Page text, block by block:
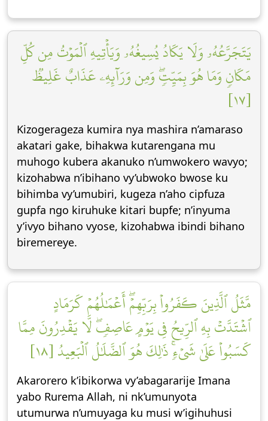
يَتَجَرَّعُهُۥ وَلَا يَكَادُ يُسِيغُهُۥ وَيَأۡتِيهِ ٱلۡمَوۡتُ مِن كُلِّ
مَكَانٖ وَمَا هُوَ بِمَيِّتٖۖ وَمِن وَرَآئِهِۦ عَذَابٌ غَلِيظٞ
[١٧]
Kizogerageza kumira nya mashira n’amaraso
akatari gake, bihakwa kutarengana mu
muhogo kubera akanuko n’umwokero wavyo;
kizohabwa n’ibihano vy’ubwoko bwose ku
bihimba vy’umubiri, kugeza n’aho cipfuza
gupfa ngo kiruhuke kitari bupfe; n’inyuma
y’ivyo bihano vyose, kizohabwa ibindi bihano
biremereye.
مَّثَلُ ٱلَّذِينَ كَفَرُواْ بِرَبِّهِمۡۖ أَعۡمَٰلُهُمۡ كَرَمَادٍ
ٱشۡتَدَّتۡ بِهِ ٱلرِّيحُ فِي يَوۡمٍ عَاصِفٖۖ لَّا يَقۡدِرُونَ مِمَّا
كَسَبُواْ عَلَىٰ شَيۡءٖۚ ذَٰلِكَ هُوَ ٱلضَّلَٰلُ ٱلۡبَعِيدُ [١٨]
Akarorero k’ibikorwa vy’abagararije Imana
yabo Rurema Allah, ni nk’umunyota
utumurwa n’umuyaga ku musi w’igihuhusi